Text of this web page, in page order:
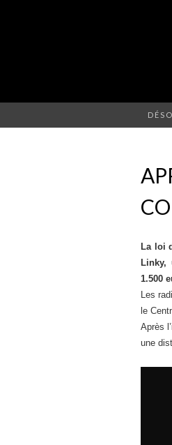
La loi
Linky,
1.500
Les
le
Après
une